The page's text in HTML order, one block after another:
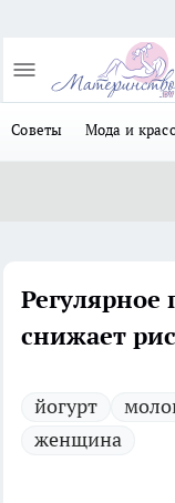
Советы Мода и
Регулярное
снижает
йогурт
женщина